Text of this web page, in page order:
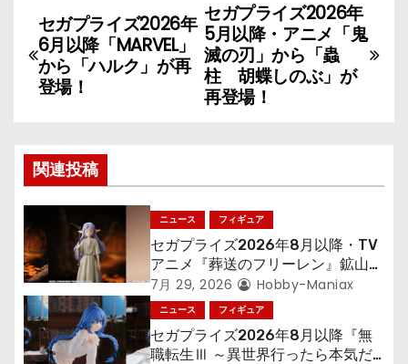
投
稿
ナ
ゲ
ー
シ
ョ
ン
セガプライズ2026年
5月以降・アニメ「鬼
滅の刃」から「蟲
柱 胡蝶しのぶ」が
再登場！
セガプライズ2026年
6月以降「MARVEL」
から「ハルク」が再
登場！
関連投稿
ニュース フィギュア
セガプライズ2026年8月以降・TV
アニメ『葬送のフリーレン』鉱山で
300年働くことになっっちゃった
「フリーレン」を立体化！
7月 29, 2026 Hobby-Maniax
ニュース フィギュア
セガプライズ2026年8月以降『無
職転生Ⅲ ～異世界行ったら本気だ